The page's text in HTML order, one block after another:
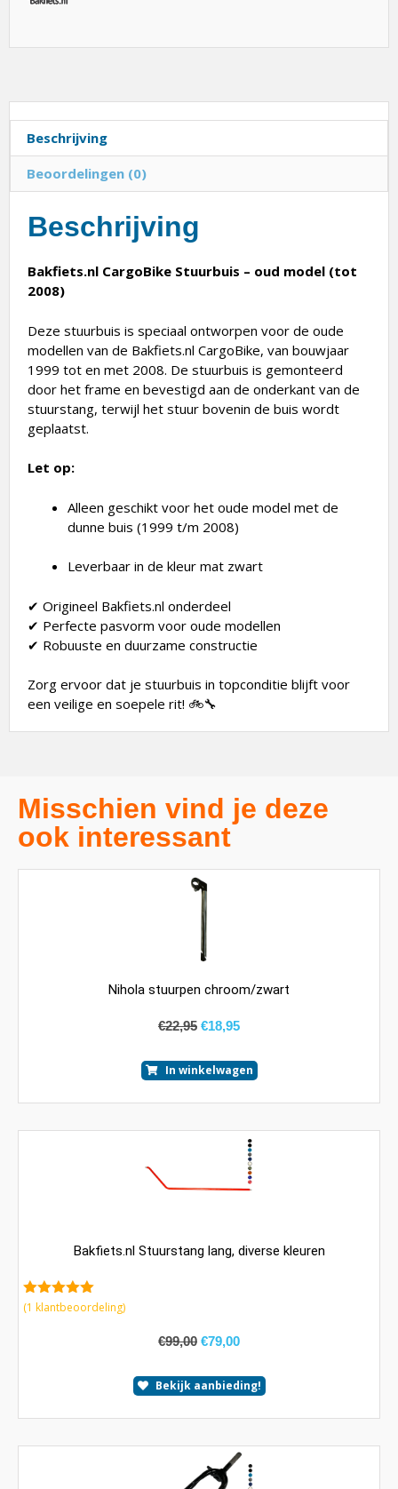
Beschrijving
Beoordelingen (0)
Beschrijving
Bakfiets.nl CargoBike Stuurbuis – oud model (tot
2008)
Deze stuurbuis is speciaal ontworpen voor de oude
modellen van de Bakfiets.nl CargoBike, van bouwjaar
1999 tot en met 2008. De stuurbuis is gemonteerd
door het frame en bevestigd aan de onderkant van de
stuurstang, terwijl het stuur bovenin de buis wordt
geplaatst.
Let op:
Alleen geschikt voor het oude model met de
dunne buis (1999 t/m 2008)
Leverbaar in de kleur mat zwart
✔ Origineel Bakfiets.nl onderdeel
✔ Perfecte pasvorm voor oude modellen
✔ Robuuste en duurzame constructie
Zorg ervoor dat je stuurbuis in topconditie blijft voor
een veilige en soepele rit! 🚲🔧
Misschien vind je deze
ook interessant
Nihola stuurpen chroom/zwart
€22,95 €18,95
In winkelwagen
Bakfiets.nl Stuurstang lang, diverse kleuren
5.00van 5
(1 klantbeoordeling)
€99,00 €79,00
Bekijk aanbieding!